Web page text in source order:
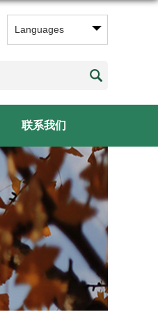
Languages
联系我们